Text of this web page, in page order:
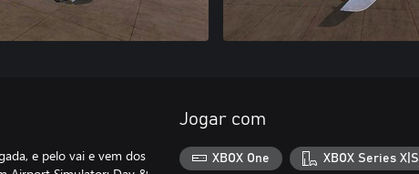
e pelo vai e vem dos
Jogar com
XBOX One XBOX Series X|S